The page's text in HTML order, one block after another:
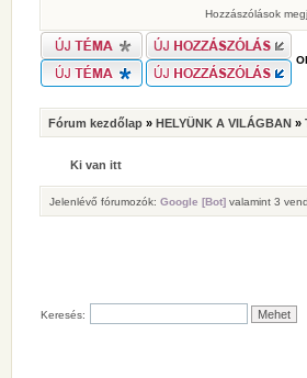
Hozzászólások
Fórum kezdőlap » HELYÜNK A VILÁGBAN »
Ki van itt
Jelenlévő fórumozók: Google [Bot] valamint 3
Keresés: